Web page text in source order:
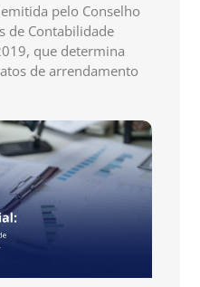
pelo Conselho
de Contabilidade
que determina
de arrendamento